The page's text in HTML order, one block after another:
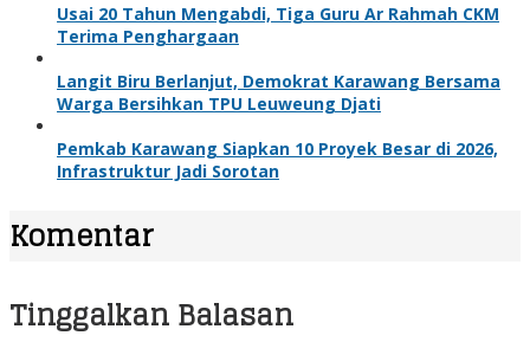
Usai 20 Tahun Mengabdi, Tiga Guru Ar Rahmah CKM
Terima Penghargaan
Langit Biru Berlanjut, Demokrat Karawang Bersama
Warga Bersihkan TPU Leuweung Djati
Pemkab Karawang Siapkan 10 Proyek Besar di 2026,
Infrastruktur Jadi Sorotan
Komentar
Tinggalkan Balasan